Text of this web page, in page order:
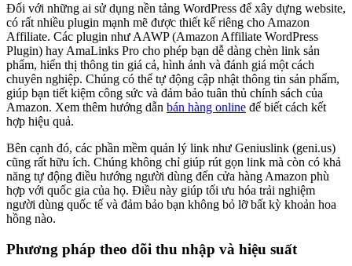
Đối với những ai sử dụng nền tảng WordPress để xây dựng website,
có rất nhiều plugin mạnh mẽ được thiết kế riêng cho Amazon
Affiliate. Các plugin như AAWP (Amazon Affiliate WordPress
Plugin) hay AmaLinks Pro cho phép bạn dễ dàng chèn link sản
phẩm, hiển thị thông tin giá cả, hình ảnh và đánh giá một cách
chuyên nghiệp. Chúng có thể tự động cập nhật thông tin sản phẩm,
giúp bạn tiết kiệm công sức và đảm bảo tuân thủ chính sách của
Amazon. Xem thêm hướng dẫn bán hàng online để biết cách kết
hợp hiệu quả.
Bên cạnh đó, các phần mềm quản lý link như Geniuslink (geni.us)
cũng rất hữu ích. Chúng không chỉ giúp rút gọn link mà còn có khả
năng tự động điều hướng người dùng đến cửa hàng Amazon phù
hợp với quốc gia của họ. Điều này giúp tối ưu hóa trải nghiệm
người dùng quốc tế và đảm bảo bạn không bỏ lỡ bất kỳ khoản hoa
hồng nào.
Phương pháp theo dõi thu nhập và hiệu suất